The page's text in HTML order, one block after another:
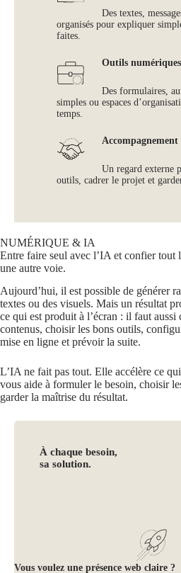
Des textes,
organisés pour expliquer
faites.
Outils numériques
Des formulaires,
simples ou espaces
temps.
Accompagnement
Un regard externe
outils, cadrer le projet et
NUMÉRIQUE & IA
Entre faire seul avec l’IA et confier tout
une autre voie.
Aujourd’hui, il est possible de générer
textes ou des visuels. Mais un résultat
ce qui est produit à l’écran : il faut aussi
contenus, choisir les bons outils,
mise en ligne et prévoir la suite.
L’IA ne fait pas tout. Elle accélère ce
vous aide à formuler le besoin, choisir
garder la maîtrise du résultat.
À chaque besoin,
sa solution.
Vous voulez une présence web claire ?